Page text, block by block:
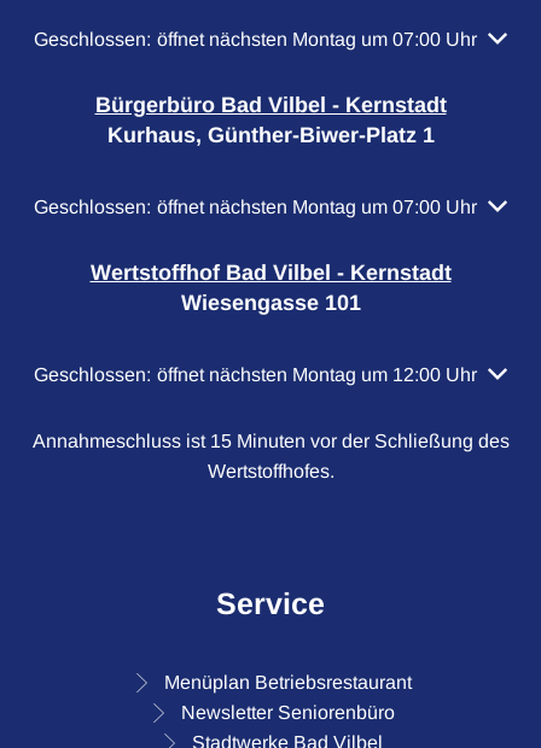
Klicken, um weitere Öffnungs- oder Schließzeiten
Geschlossen: öffnet nächsten Montag um 07:00 Uhr
Bürgerbüro Bad Vilbel - Kernstadt
Kurhaus, Günther-Biwer-Platz 1
Klicken, um weitere Öffnungs- oder Schließzeiten
Geschlossen: öffnet nächsten Montag um 07:00 Uhr
Wertstoffhof Bad Vilbel - Kernstadt
Wiesengasse 101
Klicken, um weitere Öffnungs- oder Schließzeiten
Geschlossen: öffnet nächsten Montag um 12:00 Uhr
Annahmeschluss ist 15 Minuten vor der Schließung des
Wertstoffhofes.
Service
Menüplan Betriebsrestaurant
Newsletter Seniorenbüro
Stadtwerke Bad Vilbel